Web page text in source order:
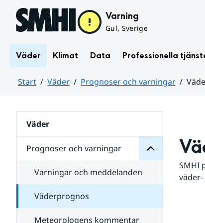
Hoppa till sidans innehåll Varning
Gul, Sverige
Väder Klimat Data Professionella
Start Väder Prognoser och varningar
Väder
Prognoser och varningar
för
varningar
Varningar och meddelanden
Väderprognos
Meteorologens kommentar
SMHI